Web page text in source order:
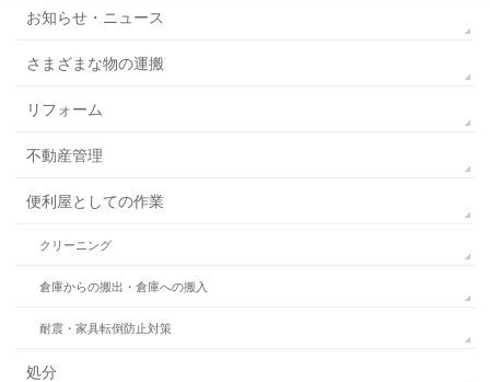
お知らせ・ニュース
さまざまな物の運搬
リフォーム
不動産管理
便利屋としての作業
クリーニング
倉庫からの搬出・倉庫への搬入
耐震・家具転倒防止対策
処分